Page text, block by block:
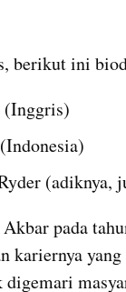
berikut ini
(Inggris)
(adiknya,
pada
kariernya
digemari